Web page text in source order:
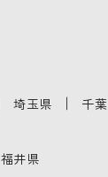
埼玉県 ｜ 千
福井県